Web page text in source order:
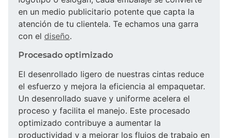
en un medio publicitario potente que capta la
atención de tu clientela. Te echamos una garra
con el diseño.
Procesado optimizado
El desenrollado ligero de nuestras cintas reduce
el esfuerzo y mejora la eficiencia al empaquetar.
Un desenrollado suave y uniforme acelera el
proceso y facilita el manejo. Este procesado
optimizado contribuye a aumentar la
productividad y a mejorar los flujos de trabajo en